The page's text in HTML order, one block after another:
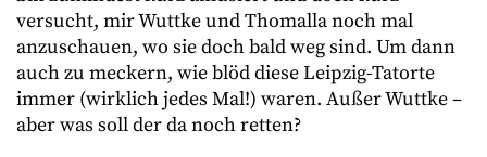
versucht, mir Wuttke und Thomalla noch mal
anzuschauen, wo sie doch bald weg sind. Um dann
auch zu meckern, wie blöd diese Leipzig-Tatorte
immer (wirklich jedes Mal!) waren. Außer Wuttke –
aber was soll der da noch retten?